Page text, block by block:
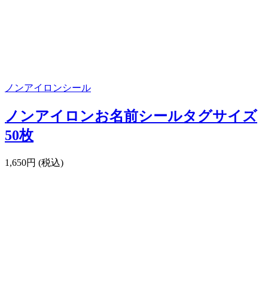
ノンアイロンシール
ノンアイロンお名前シールタグサイズ
50枚
1,650円 (税込)